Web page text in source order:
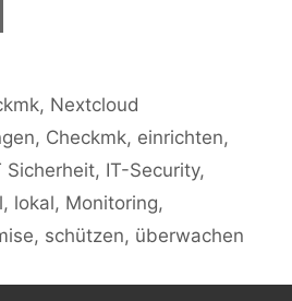
, Nextcloud
, Checkmk, einrichten,
Sicherheit, IT-Security,
, lokal, Monitoring,
, schützen, überwachen